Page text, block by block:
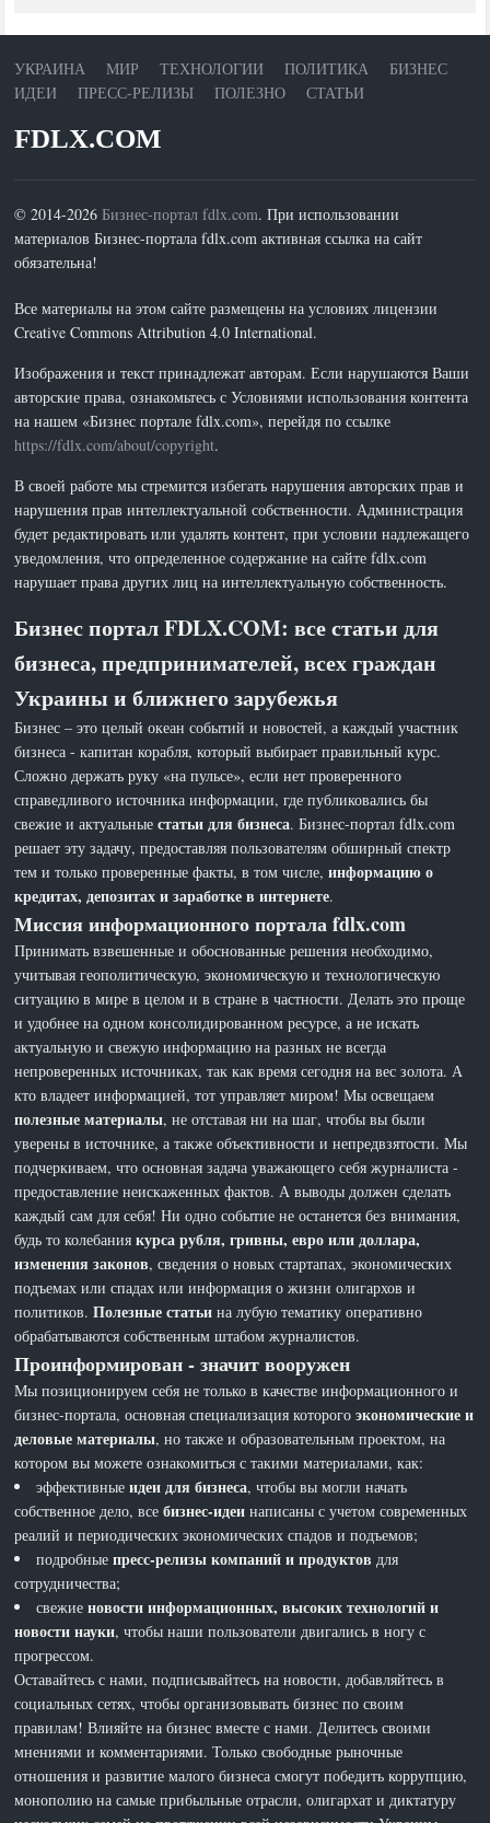
УКРАИНА МИР ТЕХНОЛОГИИ ПОЛИТИКА
БИЗНЕС
ИДЕИ
ПРЕСС-РЕЛИЗЫ ПОЛЕЗНО СТАТЬИ
FDLX.COM
© 2014-2026 Бизнес-портал fdlx.com. При использовании
материалов Бизнес-портала fdlx.com активная ссылка на сайт
обязательна!
Все материалы на этом сайте размещены на условиях лицензии
Creative Commons Attribution 4.0 International.
Изображения и текст принадлежат авторам. Если нарушаются Ваши
авторские права, ознакомьтесь с Условиями использования контента
на нашем «Бизнес портале fdlx.com», перейдя по ссылке
https://fdlx.com/about/copyright.
В своей работе мы стремится избегать нарушения авторских прав и
нарушения прав интеллектуальной собственности. Администрация
будет редактировать или удалять контент, при условии надлежащего
уведомления, что определенное содержание на сайте fdlx.com
нарушает права других лиц на интеллектуальную собственность.
Бизнес портал FDLX.COM: все статьи для
бизнеса, предпринимателей, всех граждан
Украины и ближнего зарубежья
Бизнес – это целый океан событий и новостей, а каждый участник
бизнеса - капитан корабля, который выбирает правильный курс.
Сложно держать руку «на пульсе», если нет проверенного
справедливого источника информации, где публиковались бы
свежие и актуальныестатьи для бизнеса. Бизнес-портал fdlx.com
решает эту задачу, предоставляя пользователям обширный спектр
тем и только проверенные факты, в том числе,информацию о
кредитах, депозитах и заработке в интернете.
Миссия информационного портала fdlx.com
Принимать взвешенные и обоснованные решения необходимо,
учитывая геополитическую, экономическую и технологическую
ситуацию в мире в целом и в стране в частности. Делать это проще
и удобнее на одном консолидированном ресурсе, а не искать
актуальную и свежую информацию на разных не всегда
непроверенных источниках, так как время сегодня на вес золота. А
кто владеет информацией, тот управляет миром! Мы освещаем
полезные материалы, не отставая ни на шаг, чтобы вы были
уверены в источнике, а также объективности и непредвзятости. Мы
подчеркиваем, что основная задача уважающего себя журналиста -
предоставление неискаженных фактов. А выводы должен сделать
каждый сам для себя! Ни одно событие не останется без внимания,
будь то колебаниякурса рубля, гривны, евро или доллара,
изменения законов, сведения о новых стартапах, экономических
подъемах или спадах или информация о жизни олигархов и
политиков.Полезные статьи на лубую тематику оперативно
обрабатываются собственным штабом журналистов.
Проинформирован - значит вооружен
Мы позиционируем себя не только в качестве информационного и
бизнес-портала, основная специализация которогоэкономические и
деловые материалы, но также и образовательным проектом, на
котором вы можете ознакомиться с такими материалами, как:
эффективныеидеи для бизнеса, чтобы вы могли начать
собственное дело, всебизнес-идеи написаны с учетом современных
реалий и периодических экономических спадов и подъемов;
подробныепресс-релизы компаний и продуктов для
сотрудничества;
свежиеновости информационных, высоких технологий и
новости науки, чтобы наши пользователи двигались в ногу с
прогрессом.
Оставайтесь с нами, подписывайтесь на новости, добавляйтесь в
социальных сетях, чтобы организовывать бизнес по своим
правилам! Влияйте на бизнес вместе с нами. Делитесь своими
мнениями и комментариями. Только свободные рыночные
отношения и развитие малого бизнеса смогут победить коррупцию,
монополию на самые прибыльные отрасли, олигархат и диктатуру